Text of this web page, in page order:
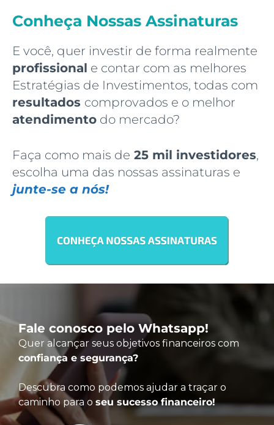
Conheça Nossas Assinaturas
E você, quer investir de forma realmente
profissional e contar com as melhores
Estratégias de Investimentos, todas com
resultados comprovados e o melhor
atendimento do mercado?
Faça como mais de 25 mil investidores,
escolha uma das nossas assinaturas e
junte-se a nós!
Fale conosco pelo Whatsapp!
Quer alcançar seus objetivos financeiros com
confiança e segurança?
Descubra como podemos ajudar a traçar o
caminho para o seu sucesso financeiro!